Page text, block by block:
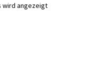
wird angezeigt